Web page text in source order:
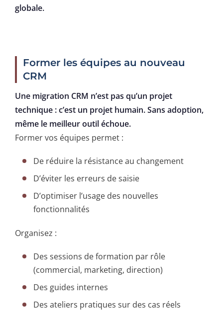
globale.
Former les équipes au nouveau
CRM
Une migration CRM n’est pas qu’un projet
technique : c’est un projet humain. Sans adoption,
même le meilleur outil échoue.
Former vos équipes permet :
De réduire la résistance au changement
D’éviter les erreurs de saisie
D’optimiser l’usage des nouvelles
fonctionnalités
Organisez :
Des sessions de formation par rôle
(commercial, marketing, direction)
Des guides internes
Des ateliers pratiques sur des cas réels